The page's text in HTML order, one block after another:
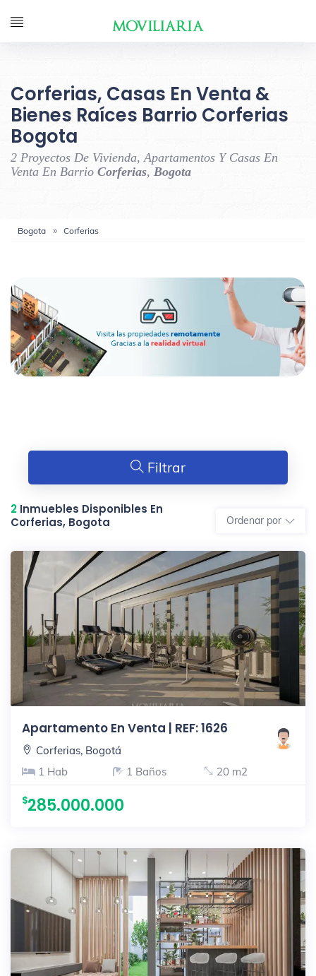
Corferias, Casas En Venta &
Bienes Raíces Barrio Corferias
Bogota
2 Proyectos De Vivienda, Apartamentos Y Casas En
Venta En Barrio Corferias, Bogota
Bogota Corferias
Filtrar
2 Inmuebles Disponibles En
Corferias, Bogota
Ordenar por
Apartamento En Venta | REF: 1626
Corferias, Bogotá
1 Hab
1 Baños 20 m2
285.000.000